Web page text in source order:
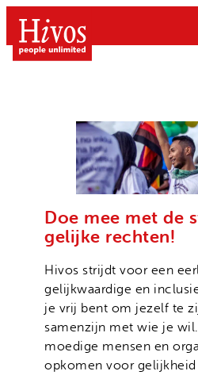
naar
de
Doe mee met de
gelijke rechten!
Hivos strijdt voor een
gelijkwaardige en
je vrij bent om jezelf te
samenzijn met wie je
moedige mensen en
opkomen voor
Doe mee
Kom in actie
Grote gift
Geven als bedrijf
Belastingvrij schenken
Hivos in je testament
Wat we doen
Gendergelijkheid
Klimaatrechtvaardigheid
Moedige mensen
Noodfonds voor activisten
Over Hivos
Onze visie
Onze organisatie
Onze successen